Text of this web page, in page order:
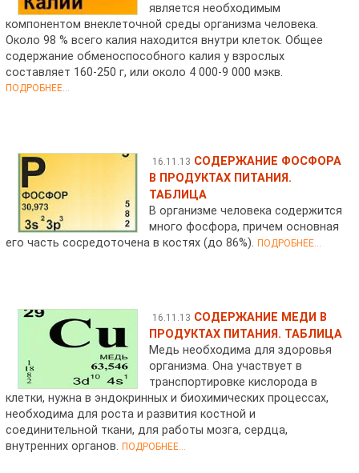
является необходимым
компонентом внеклеточной среды организма человека.
Около 98 % всего калия находится внутри клеток. Общее
содержание обменоспособного калия у взрослых
составляет 160-250 г, или около 4 000-9 000 мэкв.
ПОДРОБНЕЕ...
16.11.13 СОДЕРЖАНИЕ ФОСФОРА
В ПРОДУКТАХ ПИТАНИЯ.
ТАБЛИЦА
В организме человека содержится
много фосфора, причем основная
его часть сосредоточена в костях (до 86%).ПОДРОБНЕЕ...
16.11.13 СОДЕРЖАНИЕ МЕДИ В
ПРОДУКТАХ ПИТАНИЯ. ТАБЛИЦА
Медь необходима для здоровья
организма. Она участвует в
транспортировке кислорода в
клетки, нужна в эндокринных и биохимических процессах,
необходима для роста и развития костной и
соединительной ткани, для работы мозга, сердца,
внутренних органов.ПОДРОБНЕЕ...